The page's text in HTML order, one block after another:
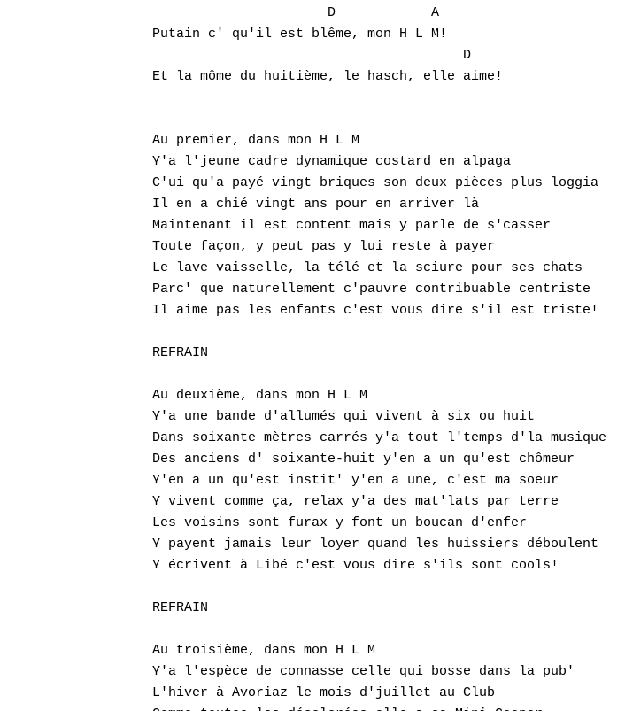
                      D            A
Putain c' qu'il est blême, mon H L M!
                                       D
Et la môme du huitième, le hasch, elle aime!
Au premier, dans mon H L M
Y'a l'jeune cadre dynamique costard en alpaga
C'ui qu'a payé vingt briques son deux pièces plus loggia
Il en a chié vingt ans pour en arriver là
Maintenant il est content mais y parle de s'casser
Toute façon, y peut pas y lui reste à payer
Le lave vaisselle, la télé et la sciure pour ses chats
Parc' que naturellement c'pauvre contribuable centriste
Il aime pas les enfants c'est vous dire s'il est triste!
REFRAIN
Au deuxième, dans mon H L M
Y'a une bande d'allumés qui vivent à six ou huit
Dans soixante mètres carrés y'a tout l'temps d'la musique
Des anciens d' soixante-huit y'en a un qu'est chômeur
Y'en a un qu'est instit' y'en a une, c'est ma soeur
Y vivent comme ça, relax y'a des mat'lats par terre
Les voisins sont furax y font un boucan d'enfer
Y payent jamais leur loyer quand les huissiers déboulent
Y écrivent à Libé c'est vous dire s'ils sont cools!
REFRAIN
Au troisième, dans mon H L M
Y'a l'espèce de connasse celle qui bosse dans la pub'
L'hiver à Avoriaz le mois d'juillet au Club